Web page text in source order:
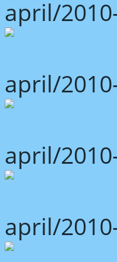
april/
april/
april/
april/